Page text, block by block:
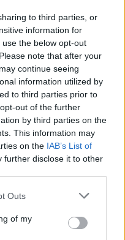
to third parties, or
information for
the below opt-out
note that after your
continue seeing
information utilized by
to third parties prior to
out of the further
by third parties on the
This information may
on the IAB’s List of
further disclose it to other
one or more Google
You may click to
its third-party tags to
Outs
of my
οποία ξεκίνησαν